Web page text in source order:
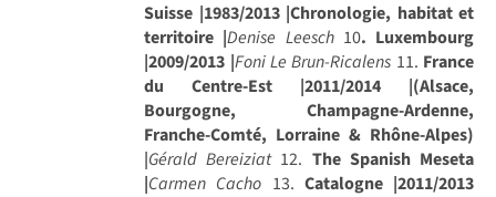
Suisse |1983/2013 |Chronologie, habitat et
territoire |Denise Leesch10. Luxembourg
|2009/2013 |Foni Le Brun-Ricalens 11. France
du Centre-Est |2011/2014 |(Alsace,
Bourgogne, Champagne-Ardenne,
Franche-Comté, Lorraine & Rhône-Alpes)
|Gérald Bereiziat12. The Spanish Meseta
|Carmen Cacho 13. Catalogne |2011/2013